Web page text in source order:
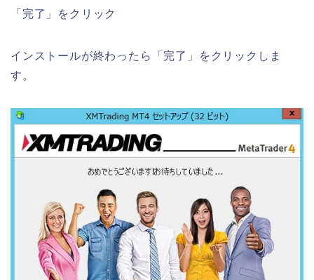
「完了」をクリック
インストールが終わったら「完了」をクリックしま
す。